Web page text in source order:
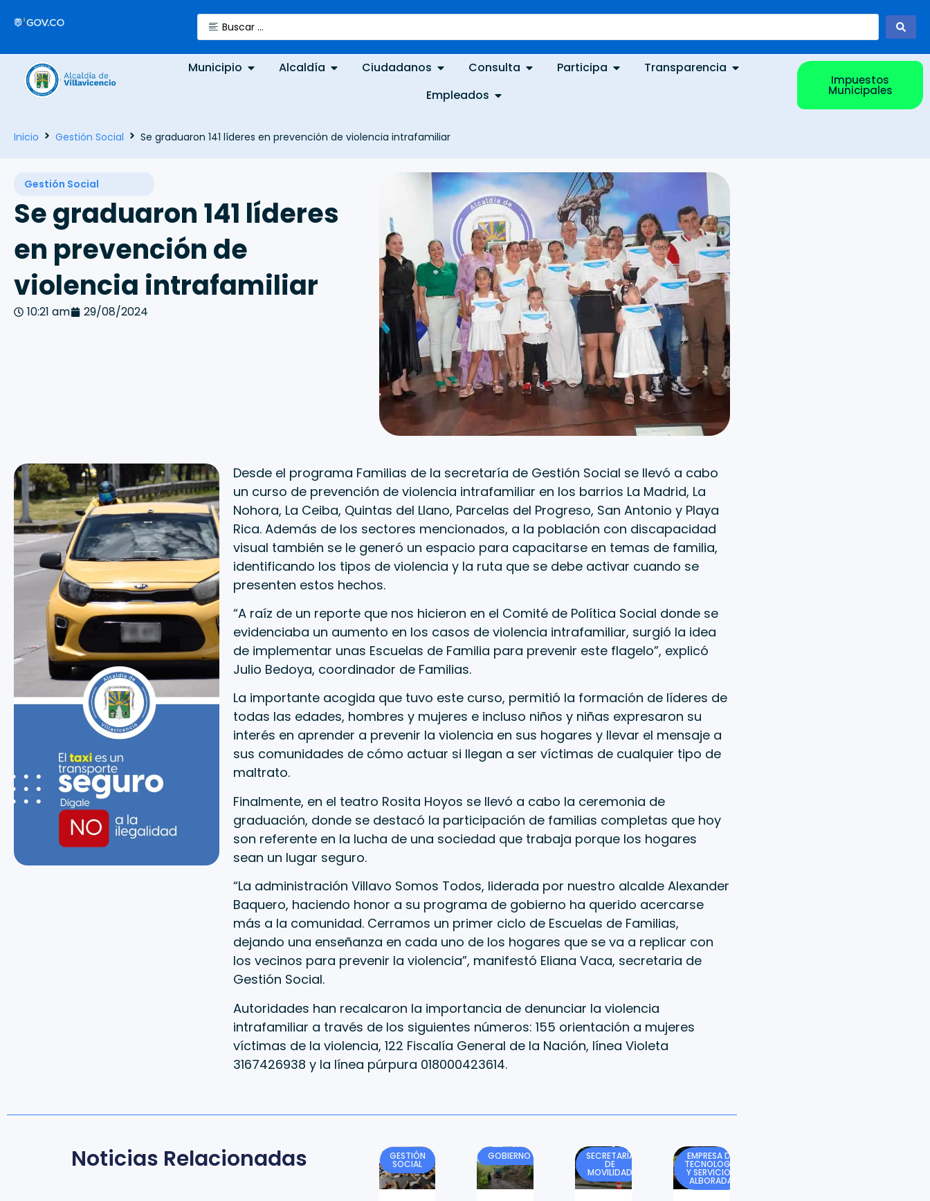
Municipio Alcaldía Ciudadanos Consulta Participa
Transparencia
Empleados
Impuestos
Municipales
Inicio Gestión Social Se graduaron 141 líderes en prevención de violencia intrafamiliar
Gestión Social
Se graduaron 141 líderes
en prevención de
violencia intrafamiliar
10:21 am 29/08/2024
Desde el programa Familias de la secretaría de Gestión Social se llevó a cabo
un curso de prevención de violencia intrafamiliar en los barrios La Madrid, La
Nohora, La Ceiba, Quintas del Llano, Parcelas del Progreso, San Antonio y Playa
Rica. Además de los sectores mencionados, a la población con discapacidad
visual también se le generó un espacio para capacitarse en temas de familia,
identificando los tipos de violencia y la ruta que se debe activar cuando se
presenten estos hechos.
“A raíz de un reporte que nos hicieron en el Comité de Política Social donde se
evidenciaba un aumento en los casos de violencia intrafamiliar, surgió la idea
de implementar unas Escuelas de Familia para prevenir este flagelo”, explicó
Julio Bedoya, coordinador de Familias.
La importante acogida que tuvo este curso, permitió la formación de líderes de
todas las edades, hombres y mujeres e incluso niños y niñas expresaron su
interés en aprender a prevenir la violencia en sus hogares y llevar el mensaje a
sus comunidades de cómo actuar si llegan a ser víctimas de cualquier tipo de
maltrato.
Finalmente, en el teatro Rosita Hoyos se llevó a cabo la ceremonia de
graduación, donde se destacó la participación de familias completas que hoy
son referente en la lucha de una sociedad que trabaja porque los hogares
sean un lugar seguro.
“La administración Villavo Somos Todos, liderada por nuestro alcalde Alexander
Baquero, haciendo honor a su programa de gobierno ha querido acercarse
más a la comunidad. Cerramos un primer ciclo de Escuelas de Familias,
dejando una enseñanza en cada uno de los hogares que se va a replicar con
los vecinos para prevenir la violencia”, manifestó Eliana Vaca, secretaria de
Gestión Social.
Autoridades han recalcaron la importancia de denunciar la violencia
intrafamiliar a través de los siguientes números: 155 orientación a mujeres
víctimas de la violencia, 122 Fiscalía General de la Nación, línea Violeta
3167426938 y la línea púrpura 018000423614.
Noticias Relacionadas GESTIÓN
SOCIAL
GOBIERNO SECRETARÍA
DE
MOVILIDAD
EMPRESA DE
TECNOLOGÍA
Y SERVICIOS
ALBORADA